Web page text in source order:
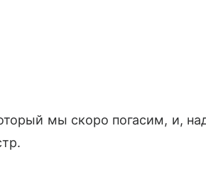
мы скоро погасим, и,